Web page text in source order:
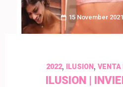
15 November 2021
2022, ILUSION , VENTA
ILUSION |